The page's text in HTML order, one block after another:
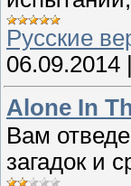
Русские
06.09.2014
Alone In
Вам
загадок и